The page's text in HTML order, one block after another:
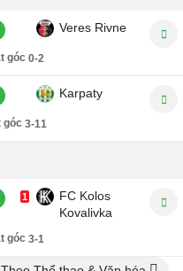
Veres Rivne
0-2
Karpaty
3-11
FC Kolos
Kovalivka
1
3-1